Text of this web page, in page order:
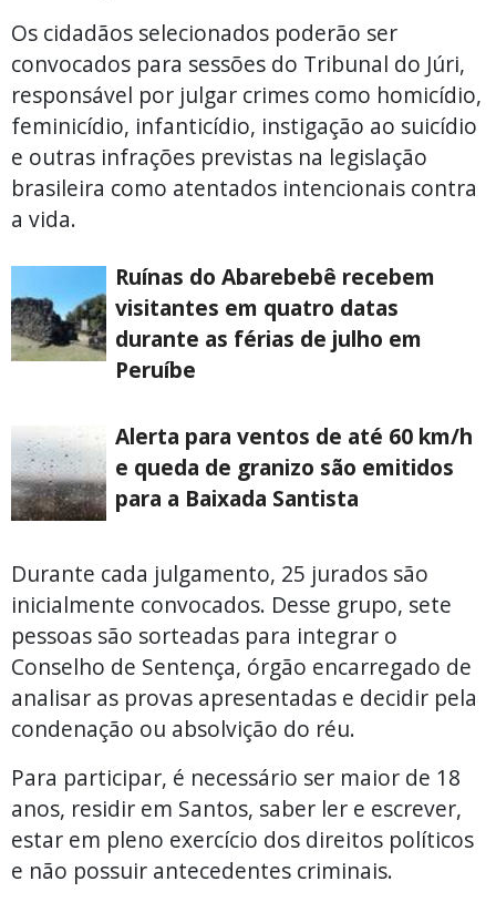
Os cidadãos selecionados poderão ser
convocados para sessões do Tribunal do Júri,
responsável por julgar crimes como homicídio,
feminicídio, infanticídio, instigação ao suicídio
e outras infrações previstas na legislação
brasileira como atentados intencionais contra
a vida.
Ruínas do Abarebebê recebem
visitantes em quatro datas
durante as férias de julho em
Peruíbe
Alerta para ventos de até 60 km/h
e queda de granizo são emitidos
para a Baixada Santista
Durante cada julgamento, 25 jurados são
inicialmente convocados. Desse grupo, sete
pessoas são sorteadas para integrar o
Conselho de Sentença, órgão encarregado de
analisar as provas apresentadas e decidir pela
condenação ou absolvição do réu.
Para participar, é necessário ser maior de 18
anos, residir em Santos, saber ler e escrever,
estar em pleno exercício dos direitos políticos
e não possuir antecedentes criminais.